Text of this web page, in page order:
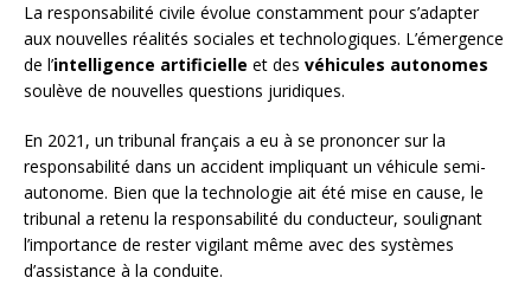
La responsabilité civile évolue constamment pour s’adapter
aux nouvelles réalités sociales et technologiques. L’émergence
de l’intelligence artificielle et des véhicules autonomes
soulève de nouvelles questions juridiques.
En 2021, un tribunal français a eu à se prononcer sur la
responsabilité dans un accident impliquant un véhicule semi-
autonome. Bien que la technologie ait été mise en cause, le
tribunal a retenu la responsabilité du conducteur, soulignant
l’importance de rester vigilant même avec des systèmes
d’assistance à la conduite.